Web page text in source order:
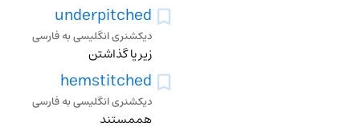
underpitched
دیکشنری انگلیسی به فارسی
زیر پا گذاشتن
hemstitched
دیکشنری انگلیسی به فارسی
هممستند